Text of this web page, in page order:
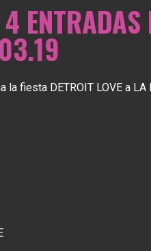
la fiesta DETROIT LOVE a